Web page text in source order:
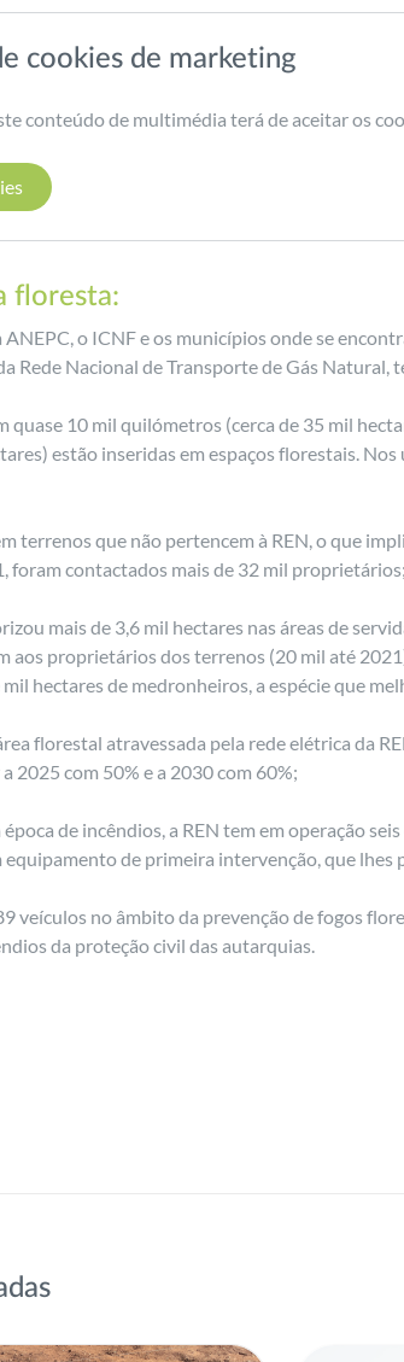
cookies de marketing
conteúdo de multimédia terá de aceitar os
floresta:
o ICNF e os municípios onde se
Rede Nacional de Transporte de Gás
quase 10 mil quilómetros (cerca de 35 mil
estão inseridas em espaços florestais.
terrenos que não pertencem à REN, o que
foram contactados mais de 32 mil proprietários;
mais de 3,6 mil hectares nas áreas de
aos proprietários dos terrenos (20 mil até
hectares de medronheiros, a espécie que
florestal atravessada pela rede elétrica da
2025 com 50% e a 2030 com 60%;
de incêndios, a REN tem em operação
de primeira intervenção, que
veículos no âmbito da prevenção de fogos
da proteção civil das autarquias.